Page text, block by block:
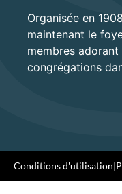
Organisée en
maintenant le
membres
congrégations
Conditions d'utilisation|